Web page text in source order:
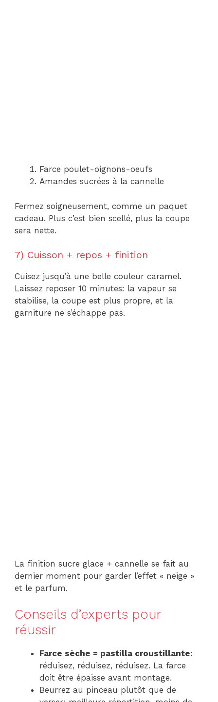
Farce poulet-oignons-oeufs
Amandes sucrées à la cannelle
Fermez soigneusement, comme un paquet
cadeau. Plus c’est bien scellé, plus la coupe
sera nette.
7) Cuisson + repos + finition
Cuisez jusqu’à une belle couleur caramel.
Laissez reposer 10 minutes: la vapeur se
stabilise, la coupe est plus propre, et la
garniture ne s’échappe pas.
La finition sucre glace + cannelle se fait au
dernier moment pour garder l’effet « neige »
et le parfum.
Conseils d’experts pour
réussir
Farce sèche = pastilla croustillante:
réduisez, réduisez, réduisez. La farce
doit être épaisse avant montage.
Beurrez au pinceau plutôt que de